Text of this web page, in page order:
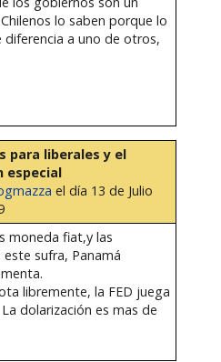
lo saben porque lo
diferencia a uno de otros,
para liberales y el
especial
el día 13 de Julio
moneda fiat,y las
sufra, Panamá
libremente, la FED juega
dolarización es mas de